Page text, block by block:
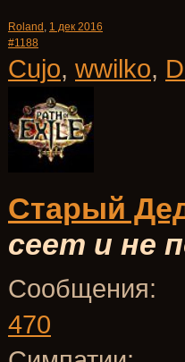
Roland , 1 дек 2016
#1188
Сujo, wwilko,
Старый
сеет и не
Сообщения:
470